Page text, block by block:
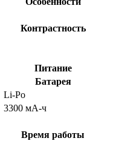
Контрастность
Питание
Батарея
Li-Po
3300 мА-ч
Время работы